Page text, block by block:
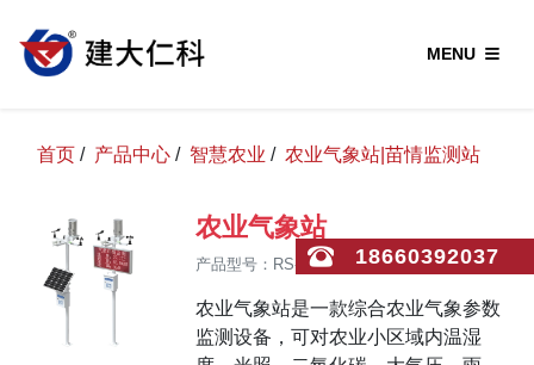
MENU
18660392037
首页 / 产品中心 / 智慧农业 / 农业气象站|苗情监测站
农业气象站
产品型号：RS-QXZ-*
农业气象站是一款综合农业气象参数
监测设备，可对农业小区域内温湿